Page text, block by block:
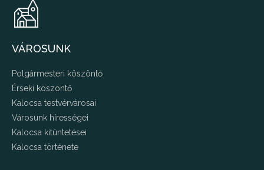
VÁROSUNK
Polgármesteri köszöntő
Érseki köszöntő
Kalocsa testvérvárosai
Városunk hírességei
Kalocsa kitüntetései
Kalocsa története